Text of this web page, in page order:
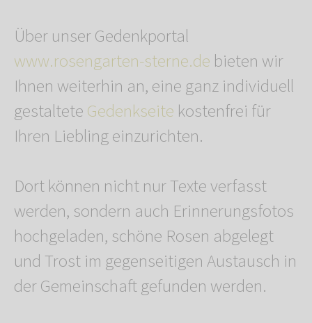
Über unser Gedenkportal
www.rosengarten-sterne.de bieten wir
Ihnen weiterhin an, eine ganz individuell
gestalteteGedenkseite kostenfrei für
Ihren Liebling einzurichten.
Dort können nicht nur Texte verfasst
werden, sondern auch Erinnerungsfotos
hochgeladen, schöne Rosen abgelegt
und Trost im gegenseitigen Austausch in
der Gemeinschaft gefunden werden.